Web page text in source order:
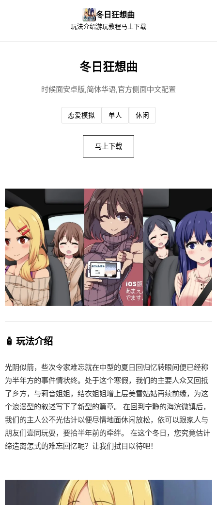
冬日狂想曲
玩法介绍游玩教程马上下载
冬日狂想曲
时候面安卓版,简体华语,官方侧面中文配置
恋爱模拟 单人 休闲
马上下载
🧴 玩法介绍
光阴似箭，些次令家难忘就在中型的夏日回归忆转眼间便已经称
为半年方的事件情状终。处于这个寒假，我们的主要人众又回抵
了乡方，与莉音姐姐，结衣姐姐增上层美雪姑姑再续前缘，为这
个浪漫型的叙述写下了新型的篇章。 在回到宁静的海滨微镇后，
我们的主人公不光估计以便尽情地面休闲放松，依可以跟家人与
朋友们壹同玩耍，要拾半年前的牵绊。 在这个冬日，您究竟估计
缔造离怎式的难忘回忆呢？让我们拭目以待吧！